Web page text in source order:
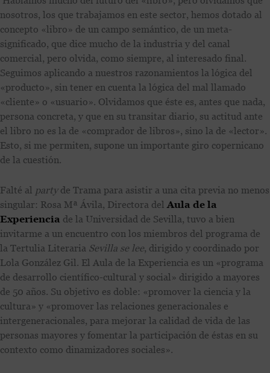
nosotros, los que trabajamos en este sector, hemos dotado al
concepto «libro» de un campo semántico, de un meta-
significado, que dice mucho de la industria y del canal
comercial, pero olvida, como siempre, al interesado final.
Seguimos aplicando a nuestros razonamientos la lógica del
«producto», sin tener en cuenta la lógica del mal llamado
«cliente» o «usuario». Olvidamos que éste es, antes que nada,
persona concreta, y que en su transitar diario, su actitud ante
el libro no es la de «comprador de libros», sino la de «lector».
Esto, si me permiten, supone un importante giro copernicano
de la cuestión.
Falté al partyde Trama para asistir a una cita previa no menos
singular: Rosa Mª Ávila, Directora del Aula de la
Experiencia de la Universidad de Sevilla, tuvo a bien
invitarme a un encuentro con los miembros del programa de
la Tertulia Literaria Sevilla se lee, dirigido y coordinado por
Lola González Gil. El Aula de la Experiencia es un «programa
de desarrollo científico-cultural y social» dirigido a mayores
de 50 años. Su objetivo es doble: «promover la ciencia y la
cultura» y «promover las relaciones generacionales e
intergeneracionales, para mejorar la calidad de vida de las
personas mayores y fomentar la participación de éstas en su
contexto como dinamizadores sociales».